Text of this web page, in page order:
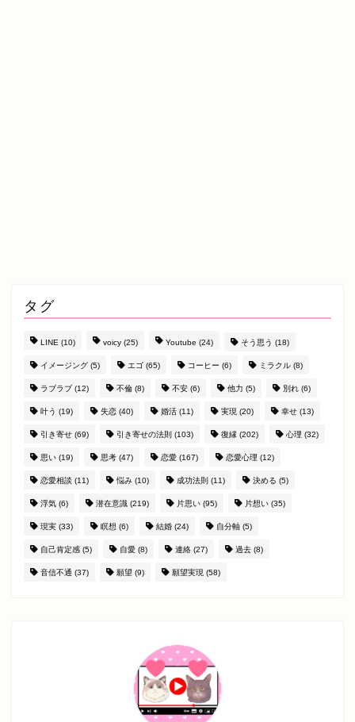
タグ
LINE (10) voicy (25) Youtube (24) そう思う (18)
イメージング (5) エゴ (65) コーヒー (6) ミラクル (8)
ラブラブ (12) 不倫 (8) 不安 (6) 他力 (5) 別れ (6)
叶う (19) 失恋 (40) 婚活 (11) 実現 (20) 幸せ (13)
引き寄せ (69) 引き寄せの法則 (103) 復縁 (202) 心理 (32)
思い (19) 思考 (47) 恋愛 (167) 恋愛心理 (12)
恋愛相談 (11) 悩み (10) 成功法則 (11) 決める (5)
浮気 (6) 潜在意識 (219) 片思い (95) 片想い (35)
現実 (33) 瞑想 (6) 結婚 (24) 自分軸 (5)
自己肯定感 (5) 自愛 (8) 連絡 (27) 過去 (8)
音信不通 (37) 願望 (9) 願望実現 (58)